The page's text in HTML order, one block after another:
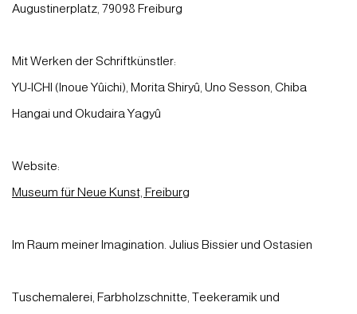
Augustinerplatz, 79098 Freiburg
Mit Werken der Schriftkünstler:
YU-ICHI (Inoue Yûichi), Morita Shiryû, Uno Sesson, Chiba
Hangai und Okudaira Yagyû
Website:
Museum für Neue Kunst, Freiburg
Im Raum meiner Imagination. Julius Bissier und Ostasien
Tuschemalerei, Farbholzschnitte, Teekeramik und